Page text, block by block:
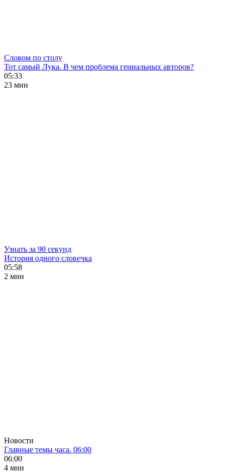
Словом по столу
Тот самый Лука. В чем проблема гениальных авторов?
05:33
23 мин
Узнать за 90 секунд
История одного словечка
05:58
2 мин
Новости
Главные темы часа. 06:00
06:00
4 мин